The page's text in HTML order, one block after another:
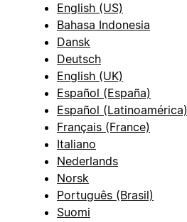
English (US)
Bahasa Indonesia
Dansk
Deutsch
English (UK)
Español (España)
Español (Latinoamérica)
Français (France)
Italiano
Nederlands
Norsk
Português (Brasil)
Suomi